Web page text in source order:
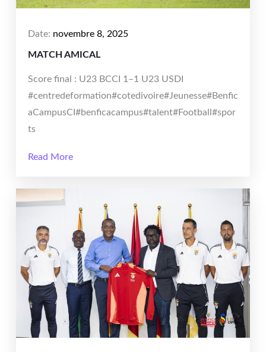
Date: novembre 8, 2025
MATCH AMICAL
Score final : U23 BCCI 1–1 U23 USDI
#centredeformation#cotedivoire#Jeunesse#Benfic
aCampusCI#benficacampus#talent#Football#spor
ts
Read More